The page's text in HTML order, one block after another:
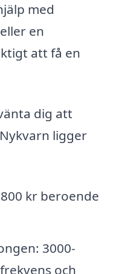
med
en
att få en
dig att
ligger
kr beroende
3000-
och